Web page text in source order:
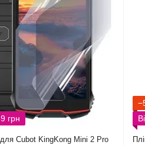
грн
для Cubot KingKong Mini 2 Pro